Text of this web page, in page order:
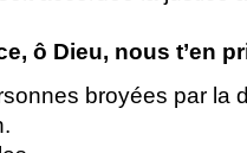
ô Dieu, nous t’en
broyées par la